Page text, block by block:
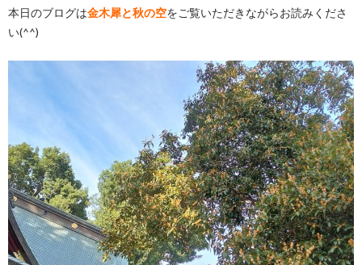
本日のブログは金木犀と秋の空をご覧いただきながらお読みくださ
い(^^)